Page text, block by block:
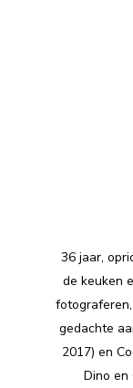
36 jaar,
de keuken
gedachte
2017) en
Dino en